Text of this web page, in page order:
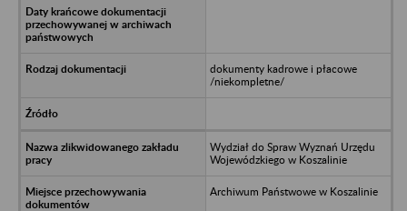
dokumenty kadrowe i płacowe
/niekompletne/
Wydział do Spraw Wyznań Urzędu
Wojewódzkiego w Koszalinie
Archiwum Państwowe w Koszalinie